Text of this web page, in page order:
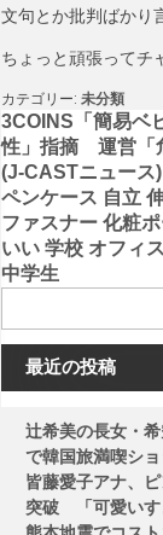
文句とか批判ばかり
ちょっと頑張ってチ
カテゴリー: 未分類
投
稿
ナ
ビ
ゲ
ー
シ
ョ
ン
3COINS「簡易ベ
性」指摘 運営「
(J-CASTニュース)
ペンケース 自立
ファスナー 化粧
いい 学校 オフィ
中学生
最近の投稿
辻希美の長女・
で韓国旅満喫シ
皆藤愛子アナ、
突破 「可愛いす